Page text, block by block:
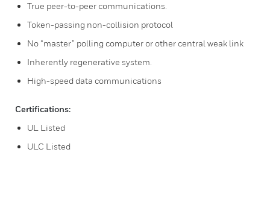
True peer-to-peer communications.
Token-passing non-collision protocol
No “master” polling computer or other central weak link
Inherently regenerative system.
High-speed data communications
Certifications:
UL Listed
ULC Listed